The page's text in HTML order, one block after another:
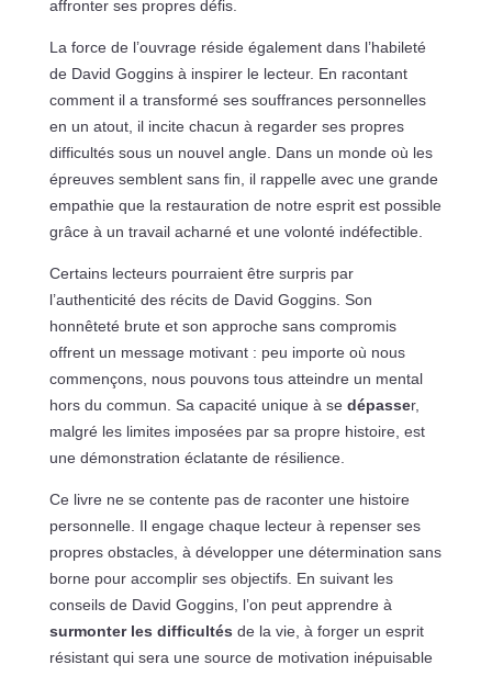
affronter ses propres défis.
La force de l’ouvrage réside également dans l’habileté
de David Goggins à inspirer le lecteur. En racontant
comment il a transformé ses souffrances personnelles
en un atout, il incite chacun à regarder ses propres
difficultés sous un nouvel angle. Dans un monde où les
épreuves semblent sans fin, il rappelle avec une grande
empathie que la restauration de notre esprit est possible
grâce à un travail acharné et une volonté indéfectible.
Certains lecteurs pourraient être surpris par
l’authenticité des récits de David Goggins. Son
honnêteté brute et son approche sans compromis
offrent un message motivant : peu importe où nous
commençons, nous pouvons tous atteindre un mental
hors du commun. Sa capacité unique à se dépasser,
malgré les limites imposées par sa propre histoire, est
une démonstration éclatante de résilience.
Ce livre ne se contente pas de raconter une histoire
personnelle. Il engage chaque lecteur à repenser ses
propres obstacles, à développer une détermination sans
borne pour accomplir ses objectifs. En suivant les
conseils de David Goggins, l’on peut apprendre à
surmonter les difficultés de la vie, à forger un esprit
résistant qui sera une source de motivation inépuisable